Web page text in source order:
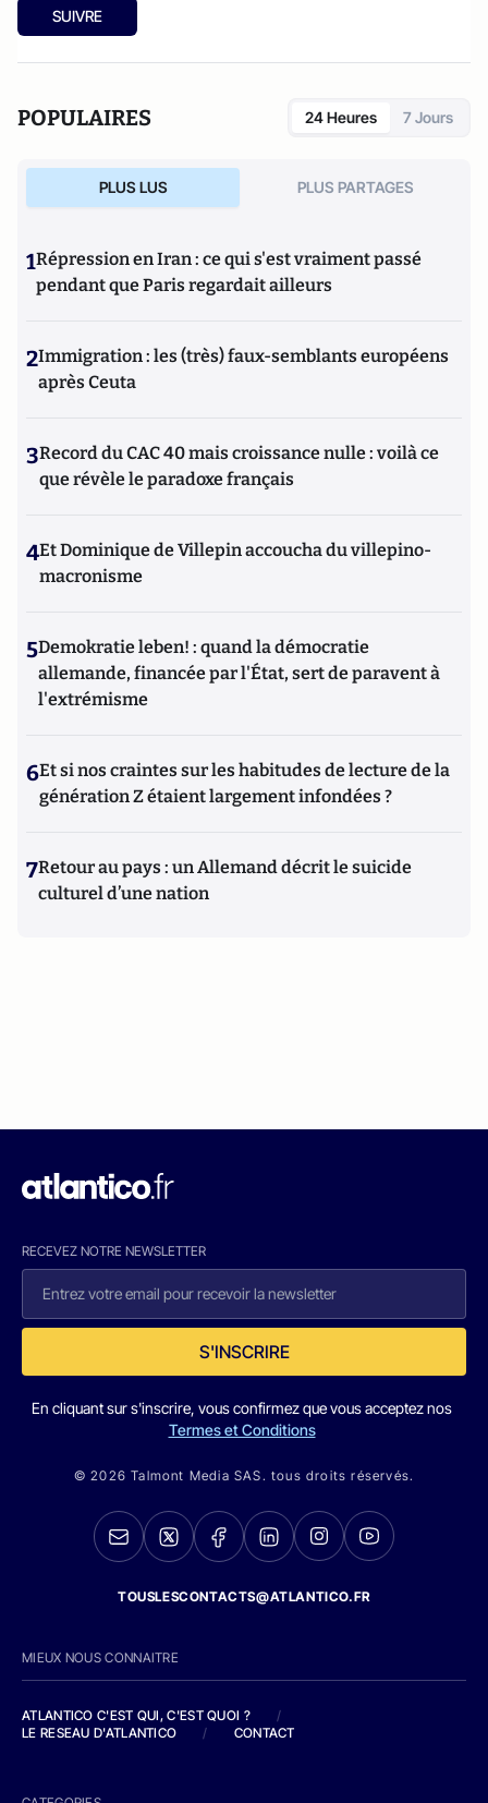
SUIVRE
POPULAIRES 24 Heures 7 Jours
PLUS LUS PLUS PARTAGES
1Répression en Iran : ce qui s'est vraiment passé
pendant que Paris regardait ailleurs
2Immigration : les (très) faux-semblants européens
après Ceuta
3Record du CAC 40 mais croissance nulle : voilà ce
que révèle le paradoxe français
4Et Dominique de Villepin accoucha du villepino-
macronisme
5Demokratie leben! : quand la démocratie
allemande, financée par l'État, sert de paravent à
l'extrémisme
6Et si nos craintes sur les habitudes de lecture de la
génération Z étaient largement infondées ?
7Retour au pays : un Allemand décrit le suicide
culturel d’une nation
RECEVEZ NOTRE NEWSLETTER
S'INSCRIRE
En cliquant sur s'inscrire, vous confirmez que vous acceptez nos
Termes et Conditions
© 2026 Talmont Media SAS. tous droits réservés.
TOUSLESCONTACTS@ATLANTICO.FR
MIEUX NOUS CONNAITRE
ATLANTICO C'EST QUI, C'EST QUOI ?
/
LE RESEAU D'ATLANTICO
/ CONTACT